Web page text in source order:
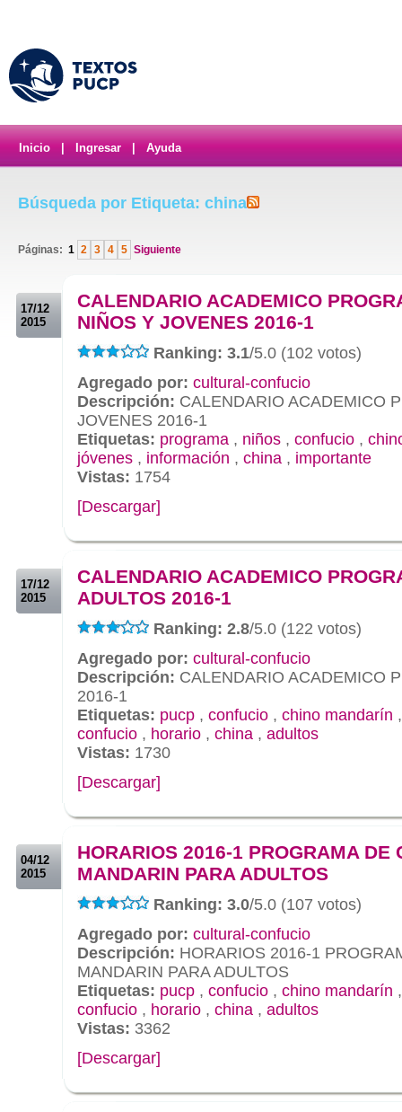
Inicio Ingresar Ayuda
Búsqueda por Etiqueta: china
Páginas: 1 2 3 4 5 Siguiente
17/12
2015
CALENDARIO ACADEMICO
NIÑOS Y JOVENES 2016-1
Ranking: 3.1/5.0 (102 votos)
Agregado por: cultural-confucio
Descripción: CALENDARIO ACADEMICO
JOVENES 2016-1
Etiquetas: programa , niños , confucio ,
jóvenes , información , china , importante
Vistas: 1754
[Descargar]
17/12
2015
CALENDARIO ACADEMICO
ADULTOS 2016-1
Ranking: 2.8/5.0 (122 votos)
Agregado por: cultural-confucio
Descripción: CALENDARIO ACADEMICO
2016-1
Etiquetas: pucp , confucio , chino mandarín
confucio , horario , china , adultos
Vistas: 1730
[Descargar]
04/12
2015
HORARIOS 2016-1 PROGRAMA DE
MANDARIN PARA ADULTOS
Ranking: 3.0/5.0 (107 votos)
Agregado por: cultural-confucio
Descripción: HORARIOS 2016-1
MANDARIN PARA ADULTOS
Etiquetas: pucp , confucio , chino mandarín
confucio , horario , china , adultos
Vistas: 3362
[Descargar]